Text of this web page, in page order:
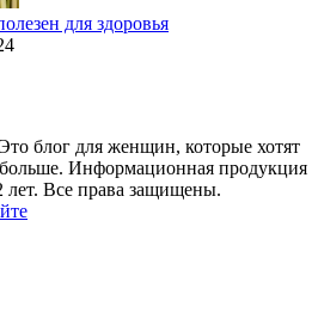
для здоровья
блог для женщин, которые хотят
Информационная продукция
лет. Все права защищены.